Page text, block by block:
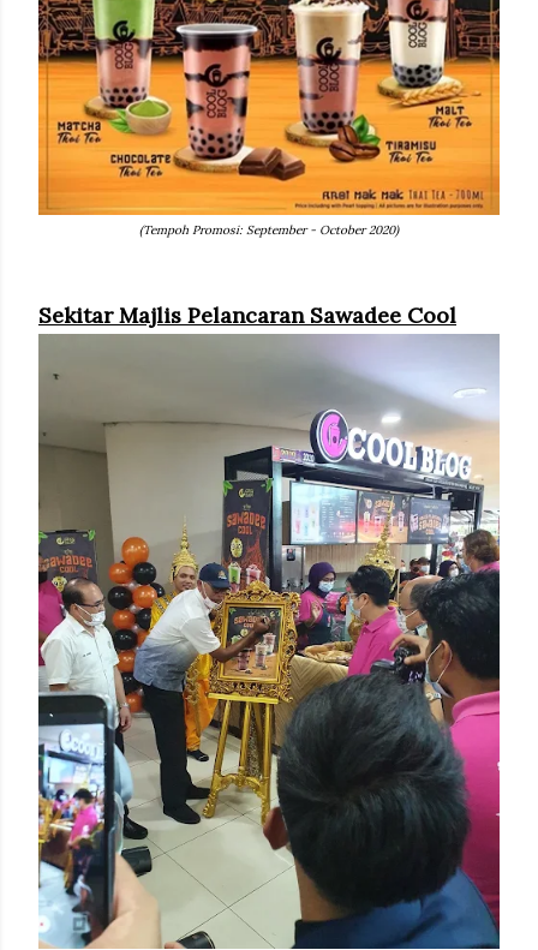
(Tempoh Promosi: September - October 2020)
Sekitar Majlis Pelancaran Sawadee Cool